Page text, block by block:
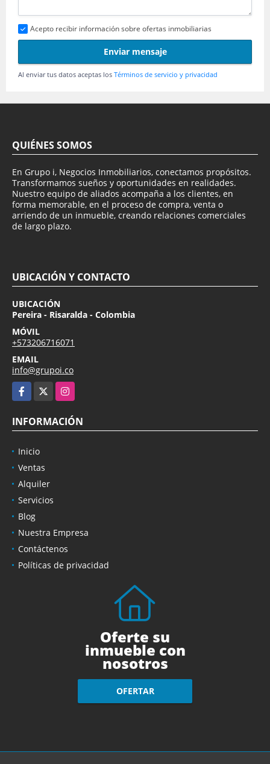
Acepto recibir información sobre ofertas inmobiliarias
Enviar mensaje
Al enviar tus datos aceptas los Términos de servicio y privacidad
QUIÉNES SOMOS
En Grupo i, Negocios Inmobiliarios, conectamos propósitos.
Transformamos sueños y oportunidades en realidades.
Nuestro equipo de aliados acompaña a los clientes, en
forma memorable, en el proceso de compra, venta o
arriendo de un inmueble, creando relaciones comerciales
de largo plazo.
UBICACIÓN Y CONTACTO
UBICACIÓN
Pereira - Risaralda - Colombia
MÓVIL
+573206716071
EMAIL
info@grupoi.co
Facebook
Instagram
INFORMACIÓN
Inicio
Ventas
Alquiler
Servicios
Blog
Nuestra Empresa
Contáctenos
Políticas de privacidad
Oferte su
inmueble con
nosotros
OFERTAR